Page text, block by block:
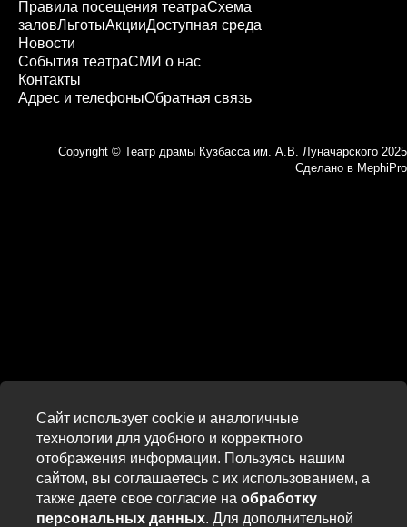
Правила посещения театраСхема
заловЛьготыАкцииДоступная среда
Новости
События театраСМИ о нас
Контакты
Адрес и телефоныОбратная связь
Copyright © Театр драмы Кузбасса им. А.В. Луначарского 2025
Сделано в MephiPro
Сайт использует cookie и аналогичные
технологии для удобного и корректного
отображения информации. Пользуясь нашим
сайтом, вы соглашаетесь с их использованием, а
также даете свое согласие на обработку
персональных данных. Для дополнительной